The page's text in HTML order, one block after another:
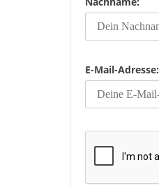
E-Mail-Adresse: